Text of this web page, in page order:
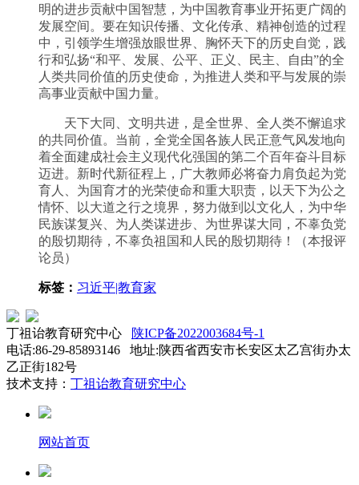
明的进步贡献中国智慧，为中国教育事业开拓更广阔的
发展空间。要在知识传播、文化传承、精神创造的过程
中，引领学生增强放眼世界、胸怀天下的历史自觉，践
行和弘扬“和平、发展、公平、正义、民主、自由”的全
人类共同价值的历史使命，为推进人类和平与发展的崇
高事业贡献中国力量。
天下大同、文明共进，是全世界、全人类不懈追求
的共同价值。当前，全党全国各族人民正意气风发地向
着全面建成社会主义现代化强国的第二个百年奋斗目标
迈进。新时代新征程上，广大教师必将奋力肩负起为党
育人、为国育才的光荣使命和重大职责，以天下为公之
情怀、以大道之行之境界，努力做到以文化人，为中华
民族谋复兴、为人类谋进步、为世界谋大同，不辜负党
的殷切期待，不辜负祖国和人民的殷切期待！（本报评
论员）
标签： 习近平|教育家
丁祖诒教育研究中心
陕ICP备2022003684号-1
电话:86-29-85893146 地址:陕西省西安市长安区太乙宫街办太
乙正街182号
技术支持： 丁祖诒教育研究中心
网站首页